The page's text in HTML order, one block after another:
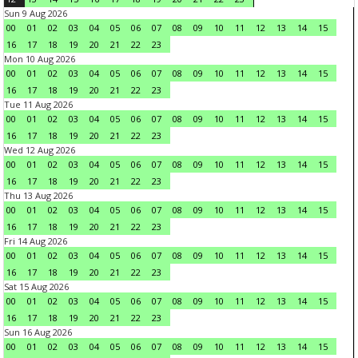
Sun 9 Aug 2026
00
01 02 03 04 05 06 07 08 09 10 11 12 13 14
15
16
17 18 19 20 21 22
23
Mon 10 Aug 2026
00
01 02 03 04 05 06 07 08 09 10 11 12 13 14
15
16
17 18 19 20 21 22
23
Tue 11 Aug 2026
00
01 02 03 04 05 06 07 08 09 10 11 12 13 14
15
16
17 18 19 20 21 22
23
Wed 12 Aug 2026
00
01 02 03 04 05 06 07 08 09 10 11 12 13 14
15
16
17 18 19 20 21 22
23
Thu 13 Aug 2026
00
01 02 03 04 05 06 07 08 09 10 11 12 13 14
15
16
17 18 19 20 21 22
23
Fri 14 Aug 2026
00
01 02 03 04 05 06 07 08 09 10 11 12 13 14
15
16
17 18 19 20 21 22
23
Sat 15 Aug 2026
00
01 02 03 04 05 06 07 08 09 10 11 12 13 14
15
16
17 18 19 20 21 22
23
Sun 16 Aug 2026
00
01 02 03 04 05 06 07 08 09 10 11 12 13 14
15